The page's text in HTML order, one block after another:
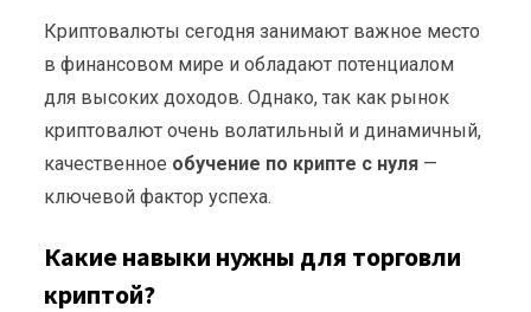
Криптовалюты сегодня занимают важное место
в финансовом мире и обладают потенциалом
для высоких доходов. Однако, так как рынок
криптовалют очень волатильный и динамичный,
качественное обучение по крипте с нуля —
ключевой фактор успеха.
Какие навыки нужны для торговли
криптой?